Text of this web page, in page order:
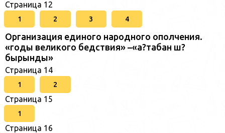
Страница 12
1 2 3 4
Организация единого народного ополчения.
«годы великого бедствия» –«а?табан ш?
бырынды»
Страница 14
1 2
Страница 15
1
Страница 16